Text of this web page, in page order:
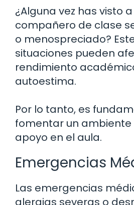
¿Alguna vez has visto
compañero de clase
o menospreciado?
situaciones pueden
rendimiento
autoestima.
Por lo tanto, es
fomentar un
apoyo en el aula.
Emergencias
Las emergencias
alergias severas o